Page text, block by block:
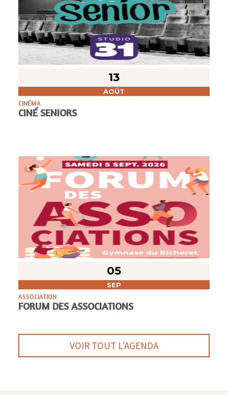
13
AOÛT
CINÉMA
CINÉ SENIORS
05
SEP
ASSOCIATION
FORUM DES ASSOCIATIONS
VOIR TOUT L'AGENDA